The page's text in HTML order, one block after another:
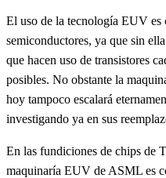
El uso de la tecnología EUV es
semiconductores, ya que sin
que hacen uso de transistores
posibles. No obstante la
hoy tampoco escalará
investigando ya en sus
En las fundiciones de chips de
maquinaría EUV de ASML es